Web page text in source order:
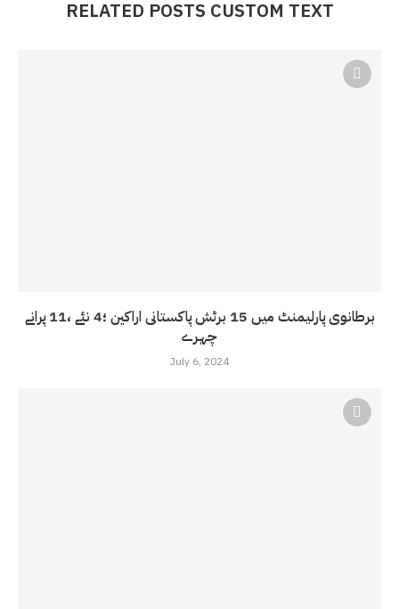
RELATED POSTS CUSTOM TEXT
برطانوی پارلیمنٹ میں 15 برٹش پاکستانی اراکین ؛4 نئے ،11 پرانے
چہرے
July 6, 2024